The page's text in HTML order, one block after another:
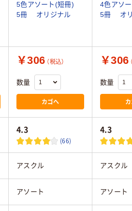
5色アソート(短冊)
5冊 オリジナル
4色アソ
5冊 オ
￥306 （税込）
数量
カゴへ
￥306
数量
4.3
(66)
4.3
アスクル アスクル
アソート アソート